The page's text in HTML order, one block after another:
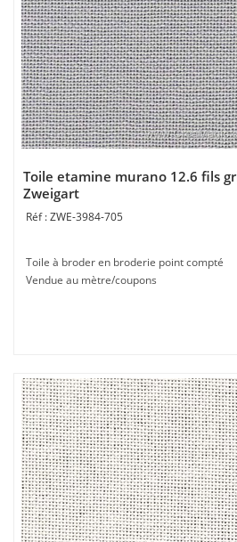
Toile etamine murano 12.6 fils
Zweigart
ZWE-3984-705
Toile à broder en broderie point compté
Vendue au mètre/coupons